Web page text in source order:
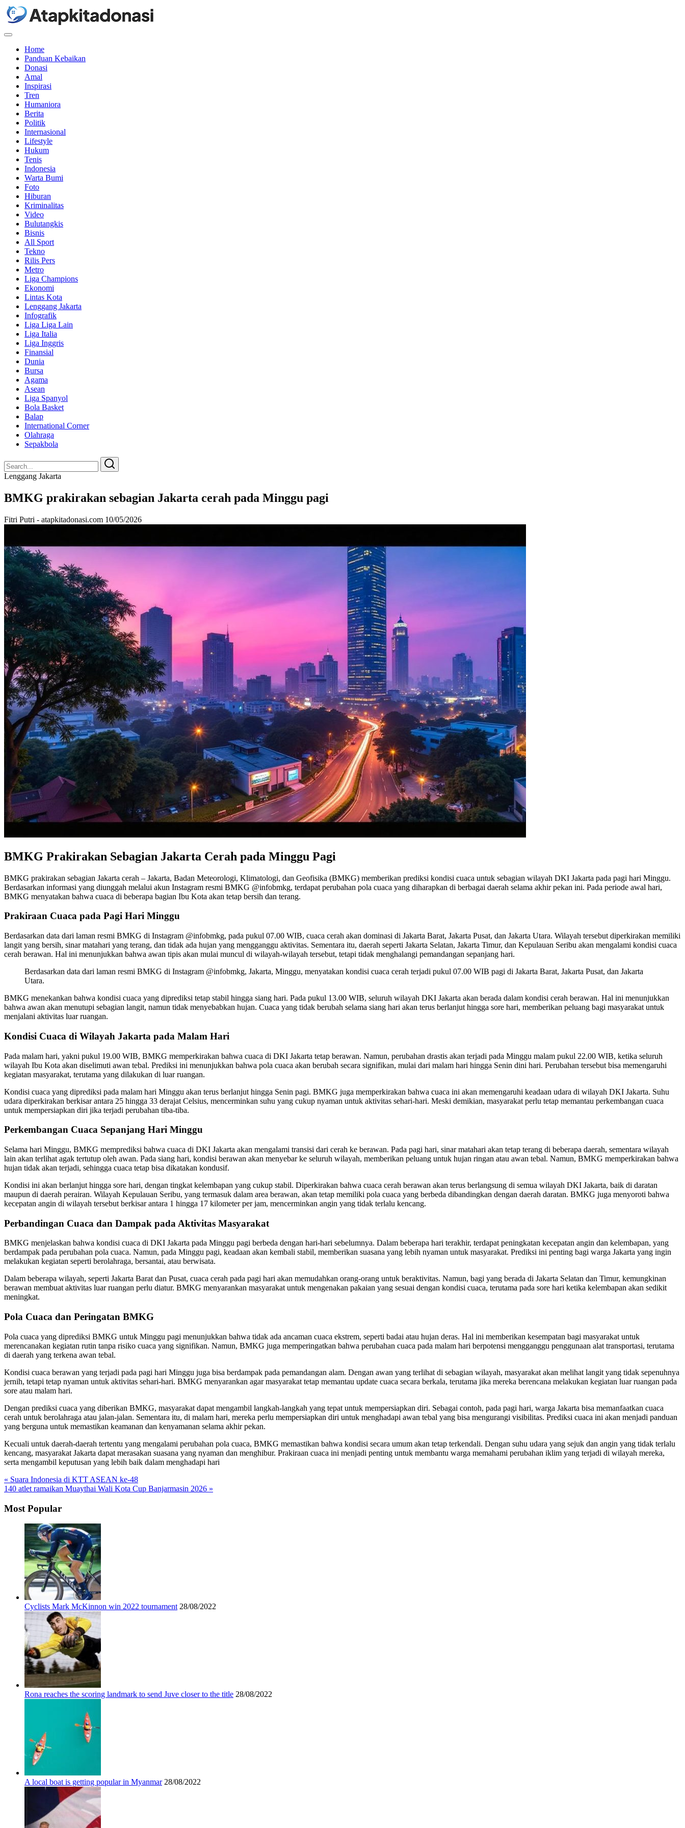
Menu
Home
Panduan Kebaikan
Donasi
Amal
Inspirasi
Tren
Humaniora
Berita
Politik
Internasional
Lifestyle
Hukum
Tenis
Indonesia
Warta Bumi
Foto
Hiburan
Kriminalitas
Video
Bulutangkis
Bisnis
All Sport
Tekno
Rilis Pers
Metro
Liga Champions
Ekonomi
Lintas Kota
Lenggang Jakarta
Infografik
Liga Liga Lain
Liga Italia
Liga Inggris
Finansial
Dunia
Bursa
Agama
Asean
Liga Spanyol
Bola Basket
Balap
International Corner
Olahraga
Sepakbola
Search
for:
Search
Lenggang Jakarta
BMKG prakirakan sebagian Jakarta cerah pada Minggu pagi
Fitri Putri - atapkitadonasi.com 10/05/2026
BMKG Prakirakan Sebagian Jakarta Cerah pada Minggu Pagi
BMKG prakirakan sebagian Jakarta cerah – Jakarta, Badan Meteorologi, Klimatologi, dan Geofisika (BMKG) memberikan prediksi kondisi cuaca untuk sebagian wilayah DKI Jakarta pada pagi hari Minggu.
Berdasarkan informasi yang diunggah melalui akun Instagram resmi BMKG @infobmkg, terdapat perubahan pola cuaca yang diharapkan di berbagai daerah selama akhir pekan ini. Pada periode awal hari,
BMKG menyatakan bahwa cuaca di beberapa bagian Ibu Kota akan tetap bersih dan terang.
Prakiraan Cuaca pada Pagi Hari Minggu
Berdasarkan data dari laman resmi BMKG di Instagram @infobmkg, pada pukul 07.00 WIB, cuaca cerah akan dominasi di Jakarta Barat, Jakarta Pusat, dan Jakarta Utara. Wilayah tersebut diperkirakan memiliki
langit yang bersih, sinar matahari yang terang, dan tidak ada hujan yang mengganggu aktivitas. Sementara itu, daerah seperti Jakarta Selatan, Jakarta Timur, dan Kepulauan Seribu akan mengalami kondisi cuaca
cerah berawan. Hal ini menunjukkan bahwa awan tipis akan mulai muncul di wilayah-wilayah tersebut, tetapi tidak menghalangi pemandangan sepanjang hari.
Berdasarkan data dari laman resmi BMKG di Instagram @infobmkg, Jakarta, Minggu, menyatakan kondisi cuaca cerah terjadi pukul 07.00 WIB pagi di Jakarta Barat, Jakarta Pusat, dan Jakarta
Utara.
BMKG menekankan bahwa kondisi cuaca yang diprediksi tetap stabil hingga siang hari. Pada pukul 13.00 WIB, seluruh wilayah DKI Jakarta akan berada dalam kondisi cerah berawan. Hal ini menunjukkan
bahwa awan akan menutupi sebagian langit, namun tidak menyebabkan hujan. Cuaca yang tidak berubah selama siang hari akan terus berlanjut hingga sore hari, memberikan peluang bagi masyarakat untuk
menjalani aktivitas luar ruangan.
Kondisi Cuaca di Wilayah Jakarta pada Malam Hari
Pada malam hari, yakni pukul 19.00 WIB, BMKG memperkirakan bahwa cuaca di DKI Jakarta tetap berawan. Namun, perubahan drastis akan terjadi pada Minggu malam pukul 22.00 WIB, ketika seluruh
wilayah Ibu Kota akan diselimuti awan tebal. Prediksi ini menunjukkan bahwa pola cuaca akan berubah secara signifikan, mulai dari malam hari hingga Senin dini hari. Perubahan tersebut bisa memengaruhi
kegiatan masyarakat, terutama yang dilakukan di luar ruangan.
Kondisi cuaca yang diprediksi pada malam hari Minggu akan terus berlanjut hingga Senin pagi. BMKG juga memperkirakan bahwa cuaca ini akan memengaruhi keadaan udara di wilayah DKI Jakarta. Suhu
udara diperkirakan berkisar antara 25 hingga 33 derajat Celsius, mencerminkan suhu yang cukup nyaman untuk aktivitas sehari-hari. Meski demikian, masyarakat perlu tetap memantau perkembangan cuaca
untuk mempersiapkan diri jika terjadi perubahan tiba-tiba.
Perkembangan Cuaca Sepanjang Hari Minggu
Selama hari Minggu, BMKG memprediksi bahwa cuaca di DKI Jakarta akan mengalami transisi dari cerah ke berawan. Pada pagi hari, sinar matahari akan tetap terang di beberapa daerah, sementara wilayah
lain akan terlihat agak tertutup oleh awan. Pada siang hari, kondisi berawan akan menyebar ke seluruh wilayah, memberikan peluang untuk hujan ringan atau awan tebal. Namun, BMKG memperkirakan bahwa
hujan tidak akan terjadi, sehingga cuaca tetap bisa dikatakan kondusif.
Kondisi ini akan berlanjut hingga sore hari, dengan tingkat kelembapan yang cukup stabil. Diperkirakan bahwa cuaca cerah berawan akan terus berlangsung di semua wilayah DKI Jakarta, baik di daratan
maupun di daerah perairan. Wilayah Kepulauan Seribu, yang termasuk dalam area berawan, akan tetap memiliki pola cuaca yang berbeda dibandingkan dengan daerah daratan. BMKG juga menyoroti bahwa
kecepatan angin di wilayah tersebut berkisar antara 1 hingga 17 kilometer per jam, mencerminkan angin yang tidak terlalu kencang.
Perbandingan Cuaca dan Dampak pada Aktivitas Masyarakat
BMKG menjelaskan bahwa kondisi cuaca di DKI Jakarta pada Minggu pagi berbeda dengan hari-hari sebelumnya. Dalam beberapa hari terakhir, terdapat peningkatan kecepatan angin dan kelembapan, yang
berdampak pada perubahan pola cuaca. Namun, pada Minggu pagi, keadaan akan kembali stabil, memberikan suasana yang lebih nyaman untuk masyarakat. Prediksi ini penting bagi warga Jakarta yang ingin
melakukan kegiatan seperti berolahraga, bersantai, atau berwisata.
Dalam beberapa wilayah, seperti Jakarta Barat dan Pusat, cuaca cerah pada pagi hari akan memudahkan orang-orang untuk beraktivitas. Namun, bagi yang berada di Jakarta Selatan dan Timur, kemungkinan
berawan membuat aktivitas luar ruangan perlu diatur. BMKG menyarankan masyarakat untuk mengenakan pakaian yang sesuai dengan kondisi cuaca, terutama pada sore hari ketika kelembapan akan sedikit
meningkat.
Pola Cuaca dan Peringatan BMKG
Pola cuaca yang diprediksi BMKG untuk Minggu pagi menunjukkan bahwa tidak ada ancaman cuaca ekstrem, seperti badai atau hujan deras. Hal ini memberikan kesempatan bagi masyarakat untuk
merencanakan kegiatan rutin tanpa risiko cuaca yang signifikan. Namun, BMKG juga memperingatkan bahwa perubahan cuaca pada malam hari berpotensi mengganggu penggunaan alat transportasi, terutama
di daerah yang terkena awan tebal.
Kondisi cuaca berawan yang terjadi pada pagi hari Minggu juga bisa berdampak pada pemandangan alam. Dengan awan yang terlihat di sebagian wilayah, masyarakat akan melihat langit yang tidak sepenuhnya
jernih, tetapi tetap nyaman untuk aktivitas sehari-hari. BMKG menyarankan agar masyarakat tetap memantau update cuaca secara berkala, terutama jika mereka berencana melakukan kegiatan luar ruangan pada
sore atau malam hari.
Dengan prediksi cuaca yang diberikan BMKG, masyarakat dapat mengambil langkah-langkah yang tepat untuk mempersiapkan diri. Sebagai contoh, pada pagi hari, warga Jakarta bisa memanfaatkan cuaca
cerah untuk berolahraga atau jalan-jalan. Sementara itu, di malam hari, mereka perlu mempersiapkan diri untuk menghadapi awan tebal yang bisa mengurangi visibilitas. Prediksi cuaca ini akan menjadi panduan
yang berguna untuk memastikan keamanan dan kenyamanan selama akhir pekan.
Kecuali untuk daerah-daerah tertentu yang mengalami perubahan pola cuaca, BMKG memastikan bahwa kondisi secara umum akan tetap terkendali. Dengan suhu udara yang sejuk dan angin yang tidak terlalu
kencang, masyarakat Jakarta dapat merasakan suasana yang nyaman dan menghibur. Prakiraan cuaca ini menjadi penting untuk membantu warga memahami perubahan iklim yang terjadi di wilayah mereka,
serta mengambil keputusan yang lebih baik dalam menghadapi hari
« Suara Indonesia di KTT ASEAN ke-48
140 atlet ramaikan Muaythai Wali Kota Cup Banjarmasin 2026 »
Most Popular
Cyclists Mark McKinnon win 2022 tournament 28/08/2022
Rona reaches the scoring landmark to send Juve closer to the title 28/08/2022
A local boat is getting popular in Myanmar 28/08/2022